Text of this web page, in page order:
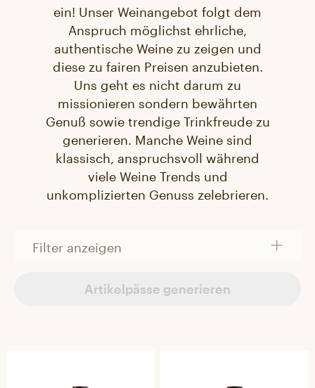
ein! Unser Weinangebot folgt dem
Anspruch möglichst ehrliche,
authentische Weine zu zeigen und
diese zu fairen Preisen anzubieten.
Uns geht es nicht darum zu
missionieren sondern bewährten
Genuß sowie trendige Trinkfreude zu
generieren. Manche Weine sind
klassisch, anspruchsvoll während
viele Weine Trends und
unkomplizierten Genuss zelebrieren.
Filter anzeigen
Artikelpässe generieren